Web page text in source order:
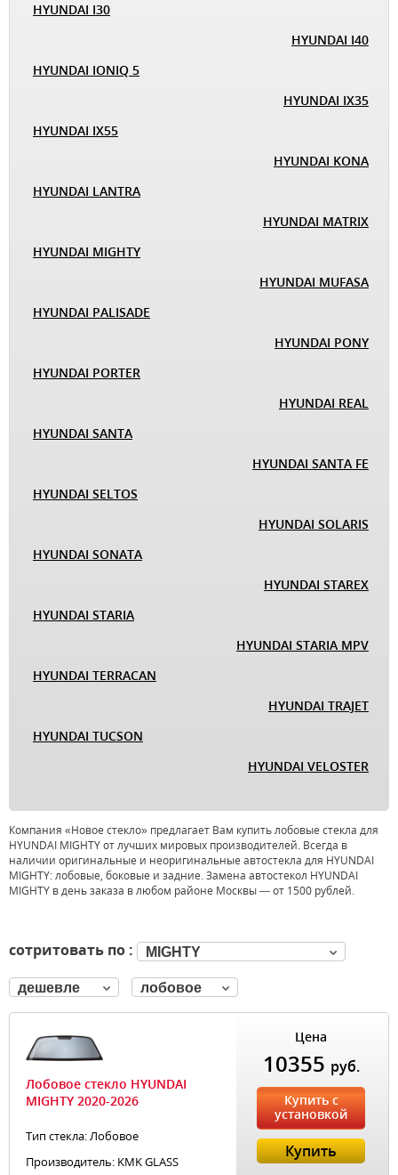
HYUNDAI I30
HYUNDAI I40
HYUNDAI IONIQ 5
HYUNDAI IX35
HYUNDAI IX55
HYUNDAI KONA
HYUNDAI LANTRA
HYUNDAI MATRIX
HYUNDAI MIGHTY
HYUNDAI MUFASA
HYUNDAI PALISADE
HYUNDAI PONY
HYUNDAI PORTER
HYUNDAI REAL
HYUNDAI SANTA
HYUNDAI SANTA FE
HYUNDAI SELTOS
HYUNDAI SOLARIS
HYUNDAI SONATA
HYUNDAI STAREX
HYUNDAI STARIA
HYUNDAI STARIA MPV
HYUNDAI TERRACAN
HYUNDAI TRAJET
HYUNDAI TUCSON
HYUNDAI VELOSTER
Компания «Новое стекло» предлагает Вам купить лобовые стекла для
HYUNDAI MIGHTY от лучших мировых производителей. Всегда в
наличии оригинальные и неоригинальные автостекла для HYUNDAI
MIGHTY: лобовые, боковые и задние. Замена автостекол HYUNDAI
MIGHTY в день заказа в любом районе Москвы — от 1500 рублей.
сотритовать по : MIGHTY
дешевле лобовое
Лобовое стекло HYUNDAI
MIGHTY 2020-2026
Тип стекла: Лобовое
Производитель: KMK GLASS
Цена
10355 руб.
Купить с
установкой
Купить